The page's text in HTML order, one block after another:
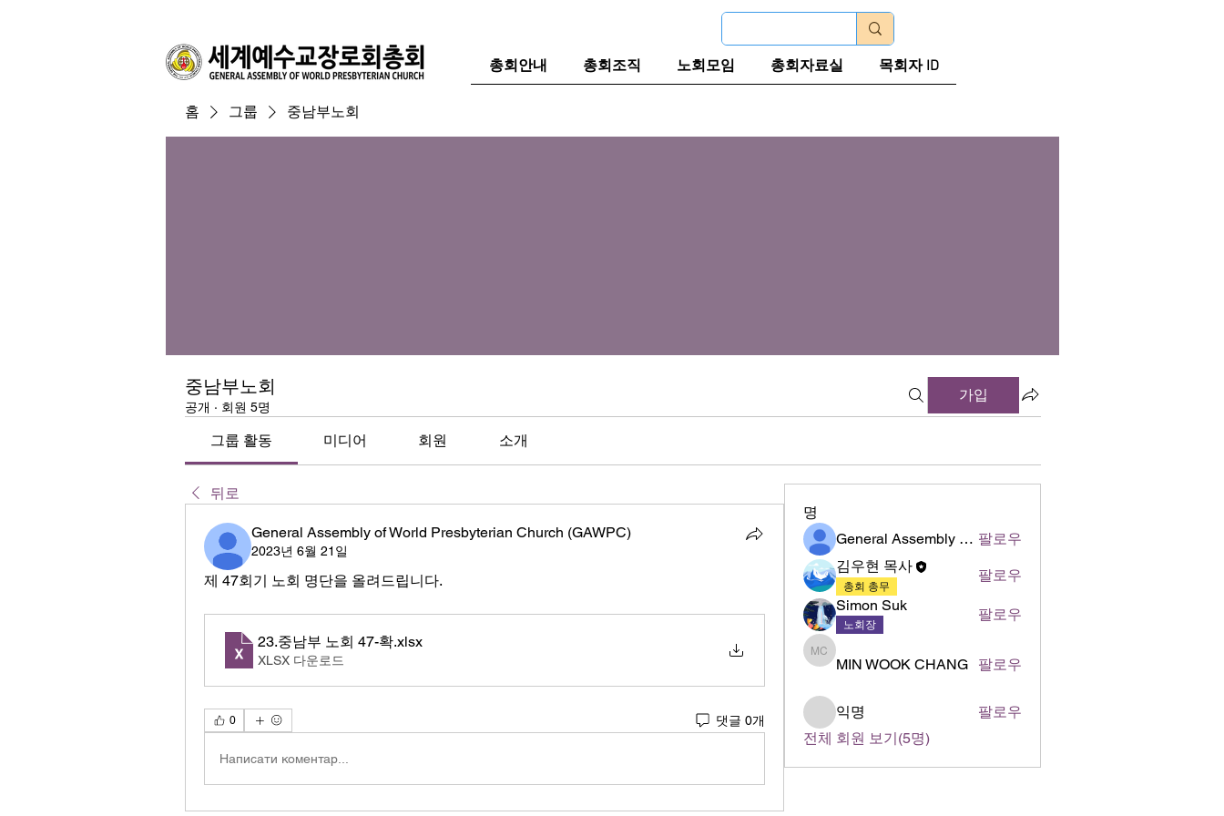
총회안내 총회조직 노회모임 총회자료실 목회자 ID
홈 그룹 중남부노회
중남부노회
공개 · 회원 5명
가입
그룹 활동 미디어 회원 소개
뒤로
General Assembly of World Presbyterian Church (GAWPC)
2023년 6월 21일
제 47회기 노회 명단을 올려드립니다.
23.중남부 노회 47-확.xlsx
XLSX 다운로드
0 댓글 0개
Написати коментар...
명
General Assembly of World Presbyterian Church (GAWPC) 팔로우
김우현 목사
총회 총무
팔로우
Simon Suk
노회장
팔로우
MIN WOOK CHANG
MIN WOOK CHANG 팔로우
익명
팔로우
전체 회원 보기(5명)